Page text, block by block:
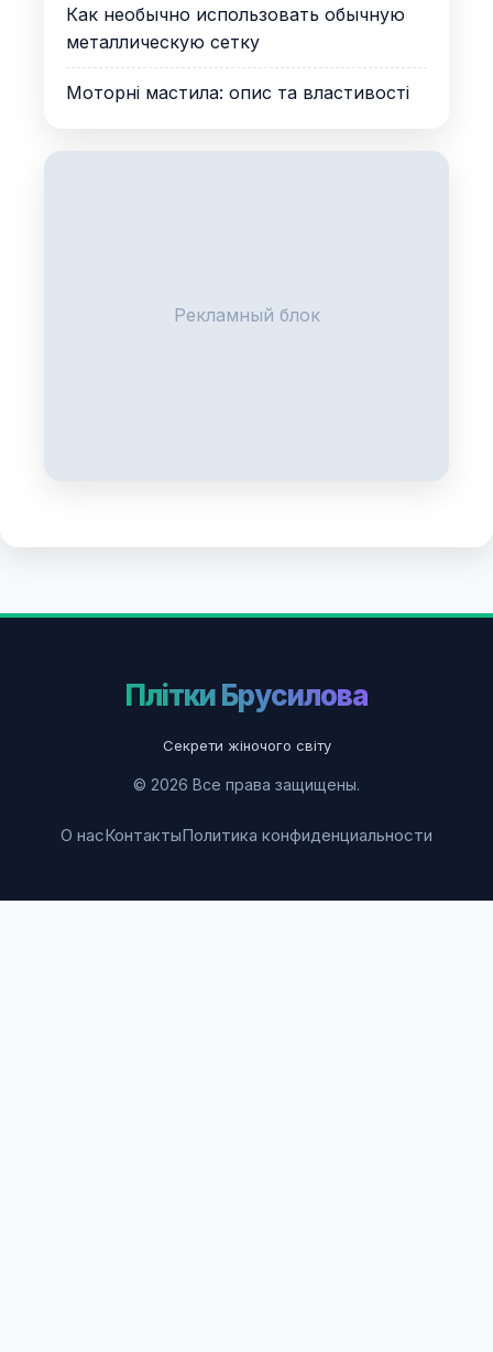
Как необычно использовать обычную
металлическую сетку
Моторні мастила: опис та властивості
Рекламный блок
Плітки Брусилова
Секрети жіночого світу
© 2026 Все права защищены.
О насКонтактыПолитика конфиденциальности